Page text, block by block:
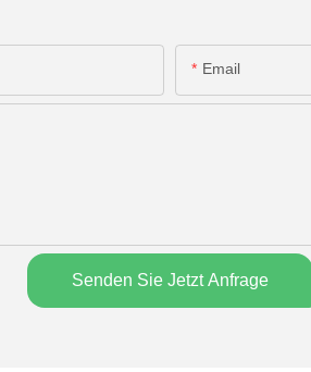
Email
Senden Sie Jetzt Anfrage